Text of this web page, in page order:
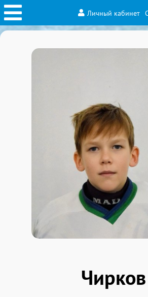
Личный кабинет
Чирков